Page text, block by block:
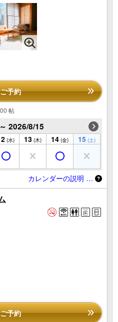
予約
帖
2026/8/15
(水) 13 (木) 14 (金) 15 (土)
カレンダーの説明 …
予約